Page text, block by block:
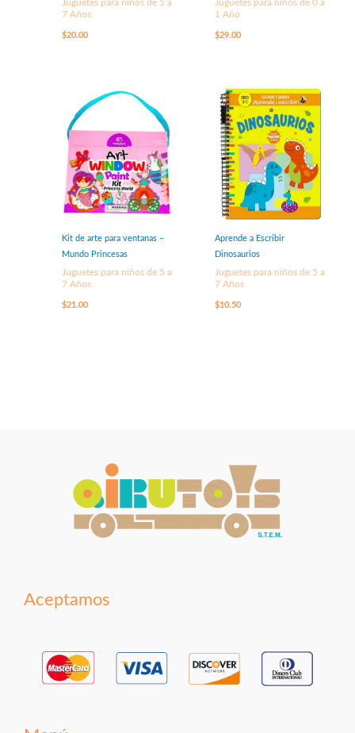
Juguetes para niños de 5 a
7 Años
$20.00
Juguetes para niños de 0 a
1 Año
$29.00
Kit de arte para ventanas –
Mundo Princesas
Juguetes para niños de 5 a
7 Años
$21.00
Aprende a Escribir
Dinosaurios
Juguetes para niños de 5 a
7 Años
$10.50
Aceptamos